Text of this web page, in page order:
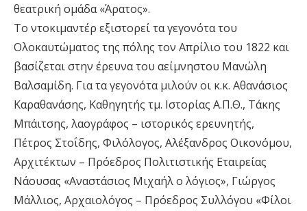
θεατρική ομάδα «Άρατος».
Το ντοκιμαντέρ εξιστορεί τα γεγονότα του
Ολοκαυτώματος της πόλης τον Απρίλιο του 1822 και
βασίζεται στην έρευνα του αείμνηστου Μανώλη
Βαλσαμίδη. Για τα γεγονότα μιλούν οι κ.κ. Αθανάσιος
Καραθανάσης, Καθηγητής τμ. Ιστορίας Α.Π.Θ., Τάκης
Μπάιτσης, λαογράφος – ιστορικός ερευνητής,
Πέτρος Στοΐδης, Φιλόλογος, Αλέξανδρος Οικονόμου,
Αρχιτέκτων – Πρόεδρος Πολιτιστικής Εταιρείας
Νάουσας «Αναστάσιος Μιχαήλ ο λόγιος», Γιώργος
Μάλλιος, Αρχαιολόγος – Πρόεδρος Συλλόγου «Φίλοι